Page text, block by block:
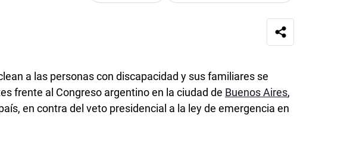
a las personas con discapacidad y sus familiares se
frente al Congreso argentino en la ciudad de Buenos Aires,
en contra del veto presidencial a la ley de emergencia en